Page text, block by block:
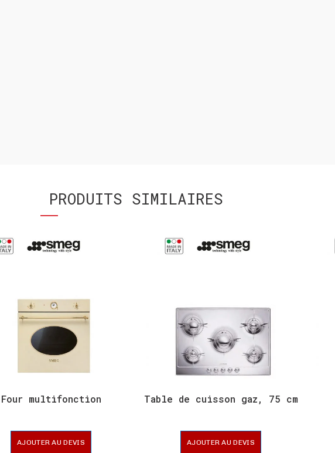
PRODUITS SIMILAIRES
Four multifonction
AJOUTER AU DEVIS
Table de cuisson gaz, 75 cm
AJOUTER AU DEVIS